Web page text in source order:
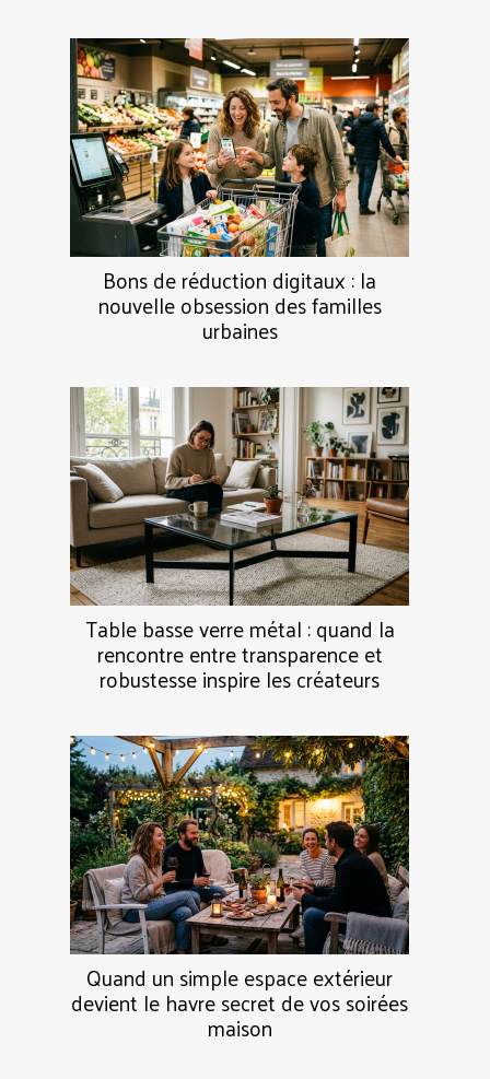
Bons de réduction digitaux : la
nouvelle obsession des familles
urbaines
Table basse verre métal : quand la
rencontre entre transparence et
robustesse inspire les créateurs
Quand un simple espace extérieur
devient le havre secret de vos soirées
maison